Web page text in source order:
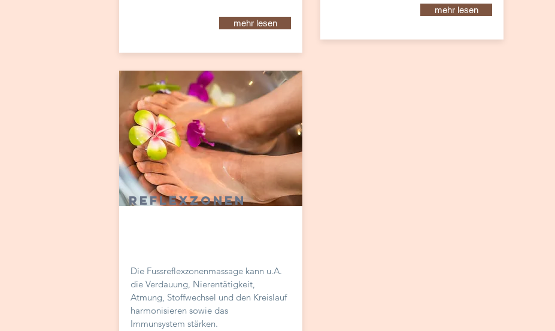
mehr lesen
mehr lesen
reflexzonen
Die Fussreflexzonenmassage kann u.A.
die Verdauung, Nierentätigkeit,
Atmung, Stoffwechsel und den Kreislauf
harmonisieren sowie das
Immunsystem stärken.